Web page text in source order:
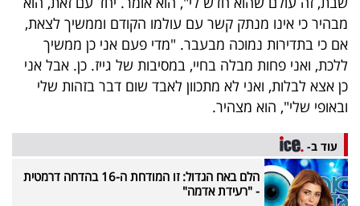
מייל
אדום
פרסמו
באייס
מבהיר כי אינו מנתק קשר עם עולמו הקודם וממשיך לצאת,
אם כי בתדירות נמוכה מבעבר. "מדי פעם אני כן ממשיך
ללכת, ואני פחות מבלה בחיי, במסיבות של גייז. כן. אבל אני
כן אצא לבלות, ואני לא מתכוון לאבד שום דבר בזהות שלי
ובאופי שלי", הוא מצהיר.
עוד ב-
הלם באח הגדול: זו המודחת ה-16 בהדחה דרמטית
- "רעידת אדמה"